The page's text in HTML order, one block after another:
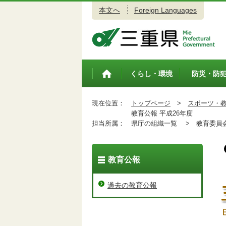
本文へ Foreign Languages
トップペ
くらし・環境 防災・防
現在位置： トップページ >
スポーツ・
教育公報 平成26年度
担当所属：
県庁の組織一覧 > 教育委員
教育公報
過去の教育公報